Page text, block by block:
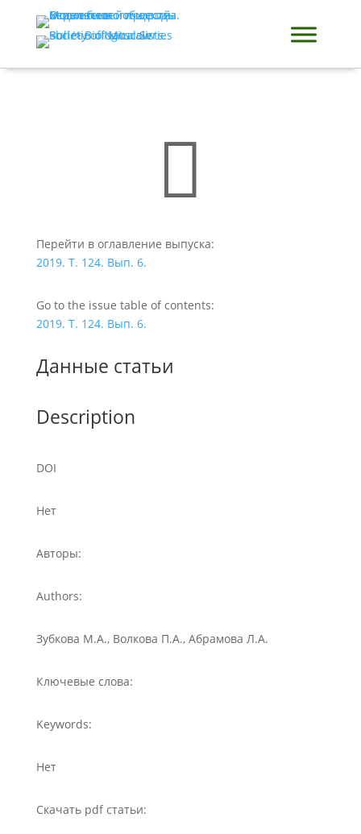

Перейти в оглавление выпуска:
2019. Т. 124. Вып. 6.
Go to the issue table of contents:
2019. Т. 124. Вып. 6.
Данные статьи
Description
DOI
Нет
Авторы:
Authors:
Зубкова М.А., Волкова П.А., Абрамова Л.А.
Ключевые слова:
Keywords:
Нет
Скачать pdf статьи: